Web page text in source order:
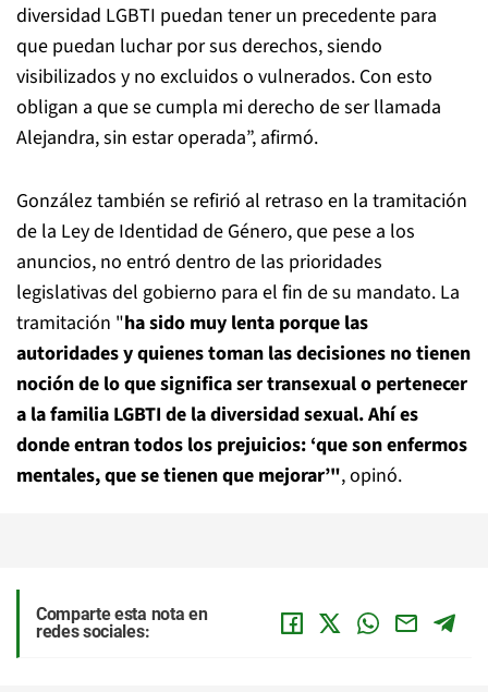
diversidad LGBTI puedan tener un precedente para
que puedan luchar por sus derechos, siendo
visibilizados y no excluidos o vulnerados. Con esto
obligan a que se cumpla mi derecho de ser llamada
Alejandra, sin estar operada”, afirmó.
González también se refirió al retraso en la tramitación
de la Ley de Identidad de Género, que pese a los
anuncios, no entró dentro de las prioridades
legislativas del gobierno para el fin de su mandato. La
tramitación "ha sido muy lenta porque las
autoridades y quienes toman las decisiones no tienen
noción de lo que significa ser transexual o pertenecer
a la familia LGBTI de la diversidad sexual. Ahí es
donde entran todos los prejuicios: ‘que son enfermos
mentales, que se tienen que mejorar’", opinó.
Comparte esta nota en
redes sociales: